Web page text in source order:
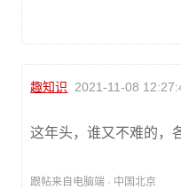
趣知识 2021-11-08
这年头，谁又不难的，
跟帖来自电脑端 · 中国北京